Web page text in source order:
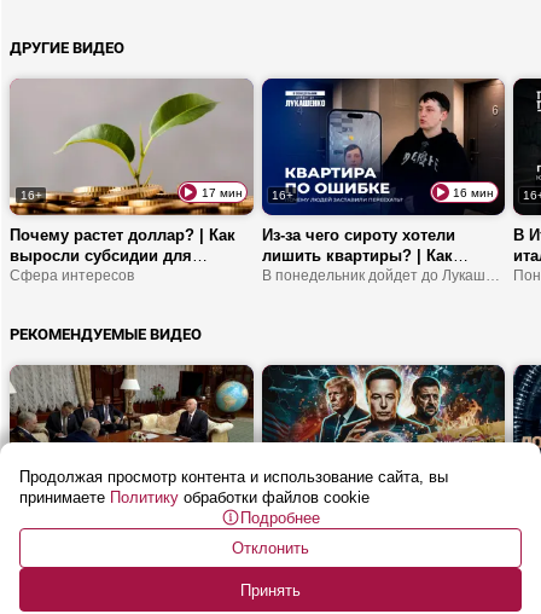
торговле
ДРУГИЕ ВИДЕО
16+ 17 мин
Почему растет доллар? | Как
выросли субсидии для
бизнеса? | Льготы для
Сфера интересов
16+ 16 мин
Из-за чего сироту хотели
лишить квартиры? | Как
социальное жилье стало
В
РЕКОМЕНДУЕМЫЕ ВИДЕО
16+ 2 мин
Лукашенко: Мы умеем делать
необходимо Алжиру!
16+
ИИ угрожает суверенитету? |
Что будет с Украиной после
Продолжая просмотр контента и использование сайта, вы
принимаете Политику обработки файлов cookie
Подробнее
Отклонить
Принять